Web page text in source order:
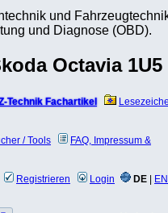
und
und Diagnose (OBD).
Octavia 1U5
Technik Fachartikel
/ Tools
FAQ, Impressum &
Registrieren Login DE EN